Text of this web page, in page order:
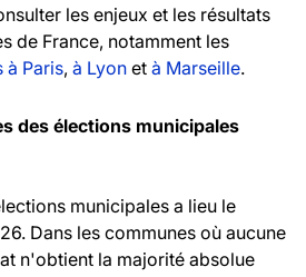
les enjeux et les résultats
de France, notamment les
à Paris, à Lyon et à Marseille.
des élections municipales
municipales a lieu le
Dans les communes où aucune
n'obtient la majorité absolue